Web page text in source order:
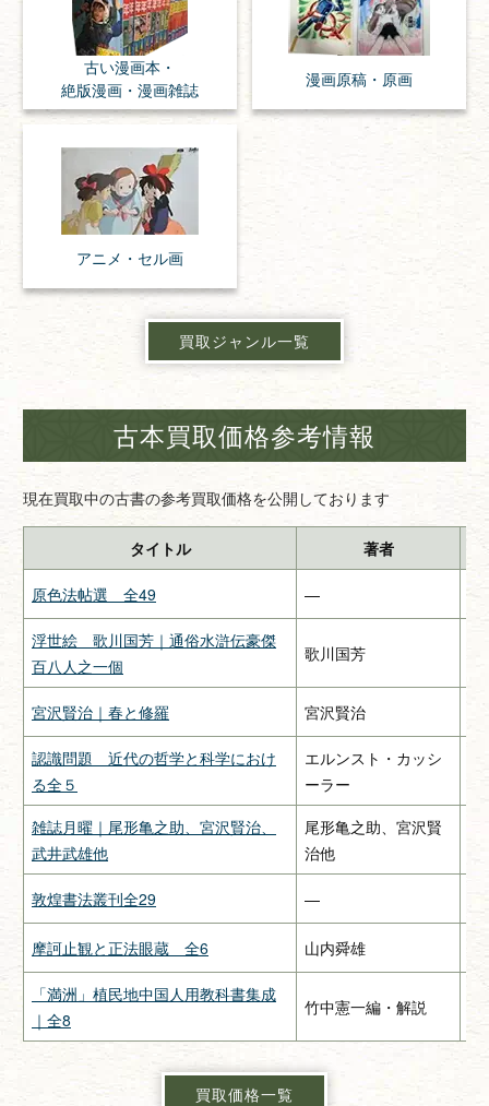
古い漫画本・
絶版漫画・漫画雑誌
漫画原稿・ 原画
アニメ・ セル画
買取ジャンル一覧
古本買取価格参考情報
現在買取中の古書の参考買取価格を公開しております
タイトル 著者
原色法帖選 全49 — 二
浮世絵 歌川国芳｜通俗水滸伝豪傑
百八人之一個
歌川国芳
宮沢賢治｜春と修羅 宮沢賢治
認識問題 近代の哲学と科学におけ
る全５
エルンスト・カッシ
ーラー
雑誌月曜｜尾形亀之助、宮沢賢治、
武井武雄他
尾形亀之助、宮沢賢
治他
敦煌書法叢刊全29 —
摩訶止観と正法眼蔵 全6 山内舜雄
「満洲」植民地中国人用教科書集成
｜全8
竹中憲一編・解説 緑
買取価格一覧